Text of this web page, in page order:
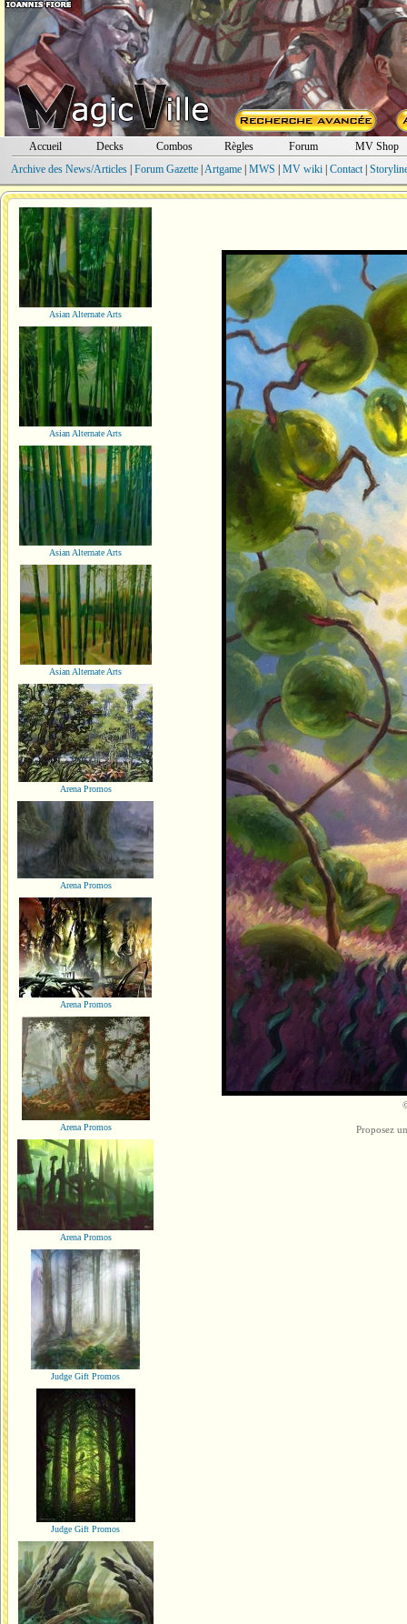
Accueil Decks Combos Règles Forum
MV Shop
Archive des News/Articles| Forum Gazette| Artgame| MWS MV wiki| Contact|
Asian Alternate Arts
Asian Alternate Arts
Asian Alternate Arts
Asian Alternate Arts
Arena Promos
Arena Promos
Arena Promos
Arena Promos
Arena Promos
Judge Gift Promos
Judge Gift Promos
Proposez